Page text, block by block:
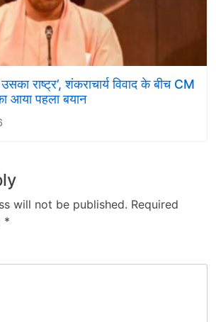
राष्ट्र’, शंकराचार्य विवाद के बीच CM
आया पहला बयान
will not be published. Required
*